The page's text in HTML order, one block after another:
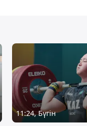
11:24, Бүгін